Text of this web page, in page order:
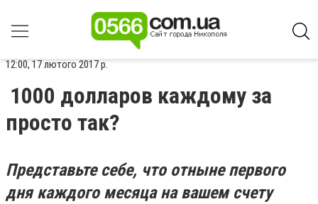
12:00, 17 лютого 2017 р.
1000 долларов каждому за
просто так?
Представьте себе, что отныне первого
дня каждого месяца на вашем счету